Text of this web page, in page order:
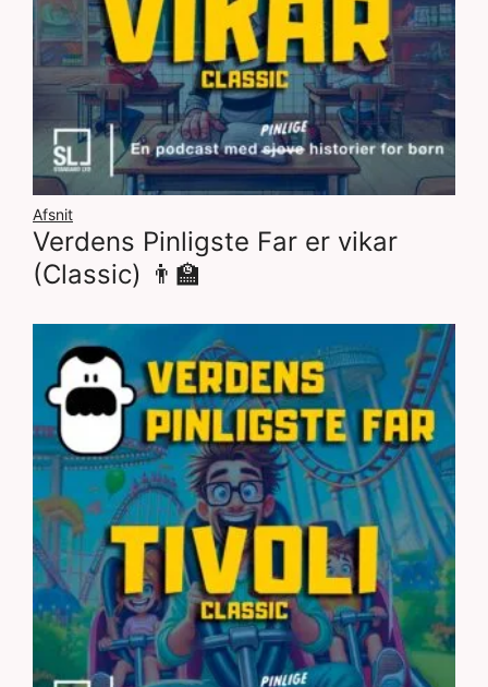
Afsnit
Verdens Pinligste Far er vikar
(Classic) 👨‍🏫